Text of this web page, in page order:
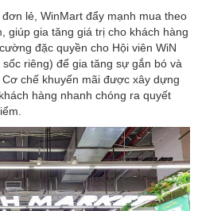
lẻ, WinMart đẩy mạnh mua theo
giúp gia tăng giá trị cho khách hàng
đặc quyền cho Hội viên WiN
riêng) để gia tăng sự gắn bó và
chế khuyến mãi được xây dựng
hàng nhanh chóng ra quyết